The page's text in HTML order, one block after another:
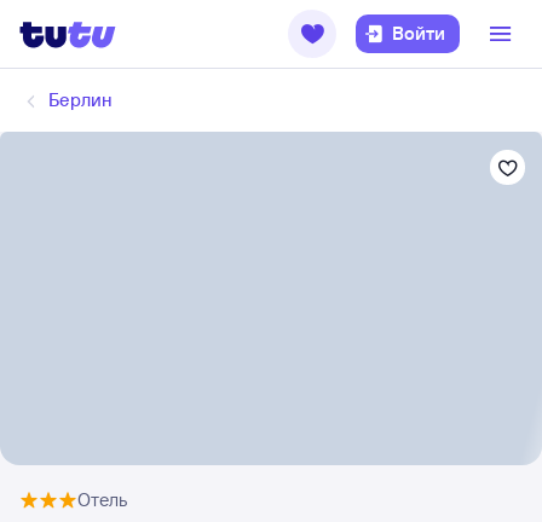
Войти
Берлин
Отель